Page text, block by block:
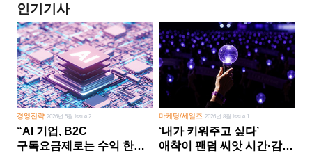
인기기사
경영전략 2026년 5월 Issue 2
“AI 기업, B2C
구독요금제로는 수익 한계
마케팅/세일즈 2026년 8월 Issue 1
‘내가 키워주고 싶다’
애착이 팬덤 씨앗 시간·감정